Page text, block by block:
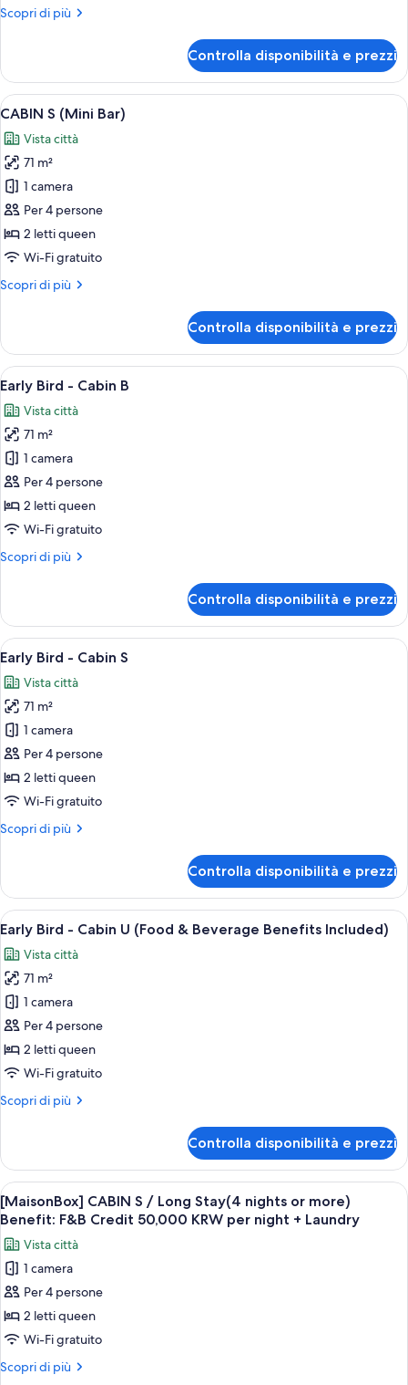
Scopri di più
Altri
B
(Mini
Bar)
Controlla disponibilità e prezzi
Apri
tutte
le
foto
per
CABIN
S
(Mini
Un interno moderno con soffitto in
6
CABIN S (Mini Bar)
Vista città
71 m²
1 camera
Per 4 persone
2 letti queen
Wi-Fi gratuito
Scopri di più
Altri
S
(Mini
Bar)
Controlla disponibilità e prezzi
Apri
tutte
le
foto
per
Early
Bird
-
B
Una stanza moderna con una
7
Early Bird - Cabin B
Vista città
71 m²
1 camera
Per 4 persone
2 letti queen
Wi-Fi gratuito
Scopri di più
Altri
Bird
Cabin
Controlla disponibilità e prezzi
Apri
tutte
le
foto
per
Early
Bird
-
S
Un interno moderno con soffitto in
6
Early Bird - Cabin S
Vista città
71 m²
1 camera
Per 4 persone
2 letti queen
Wi-Fi gratuito
Scopri di più
Altri
Bird
Cabin
Controlla disponibilità e prezzi
Apri
tutte
le
foto
per
Early
Bird
-
U
Beverage
Benefits
Included)
Un tavolo rotondo con due piatti di
8
Early Bird - Cabin U (Food & Beverage Benefits Included)
Vista città
71 m²
1 camera
Per 4 persone
2 letti queen
Wi-Fi gratuito
Scopri di più
Altri
Bird
Cabin
U
&
Beverage
Benefits
Included)
Controlla disponibilità e prezzi
Apri
tutte
le
foto
per
[MaisonBox]
CABIN
S
/
Long
Un tavolo rotondo con due piatti di
7
[MaisonBox] CABIN S / Long Stay(4 nights or more)
Benefit: F&B Credit 50,000 KRW per night + Laundry
Vista città
1 camera
Per 4 persone
2 letti queen
Wi-Fi gratuito
Scopri di più
Altri